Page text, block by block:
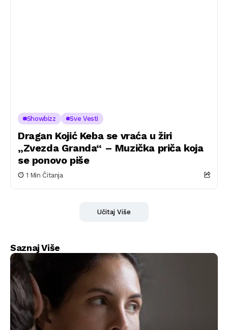
Showbizz Sve Vesti
Dragan Kojić Keba se vraća u žiri
„Zvezda Granda“ – Muzička priča koja
se ponovo piše
1 Min Čitanja
Učitaj Više
Saznaj Više